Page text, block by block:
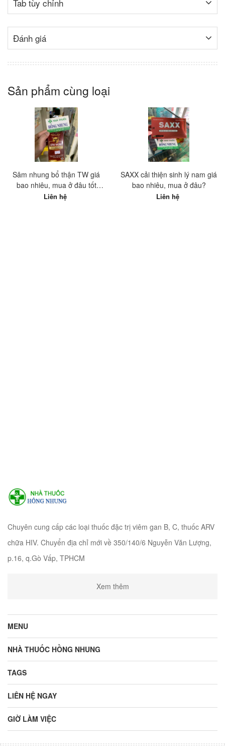
Tab tùy chỉnh
Đánh giá
Sản phẩm cùng loại
Sâm nhung bổ thận TW giá
bao nhiêu, mua ở đâu tốt
nhất?
Liên hệ
SAXX cải thiện sinh lý nam giá
bao nhiêu, mua ở đâu?
Liên hệ
Chuyên cung cấp các loại thuốc đặc trị viêm gan B, C, thuốc ARV
chữa HIV. Chuyển địa chỉ mới về 350/140/6 Nguyễn Văn Lượng,
p.16, q.Gò Vấp, TPHCM
Xem thêm
MENU
NHÀ THUỐC HỒNG NHUNG
TAGS
LIÊN HỆ NGAY
GIỜ LÀM VIỆC